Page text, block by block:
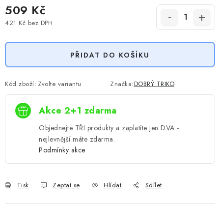
509 Kč
421 Kč bez DPH
PŘIDAT DO KOŠÍKU
Kód zboží: Zvolte variantu Značka:DOBRÝ TRIKO
Akce 2+1 zdarma
Objednejte TŘI produkty a zaplatíte jen DVA -
nejlevnější máte zdarma.
Podmínky akce
Tisk Zeptat se Hlídat Sdílet